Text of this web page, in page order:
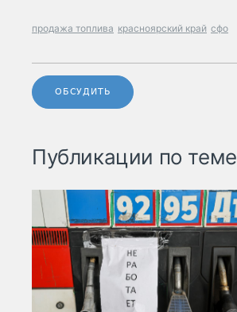
продажа топлива красноярский край сфо
ОБСУДИТЬ
Публикации по теме